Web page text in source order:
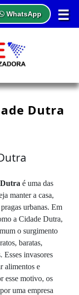
☰
WhatsApp
Dutra
é uma das
manter a casa,
urbanas. Em
a Cidade Dutra,
o surgimento
baratas,
Esses invasores
alimentos e
esse motivo, os
uma empresa